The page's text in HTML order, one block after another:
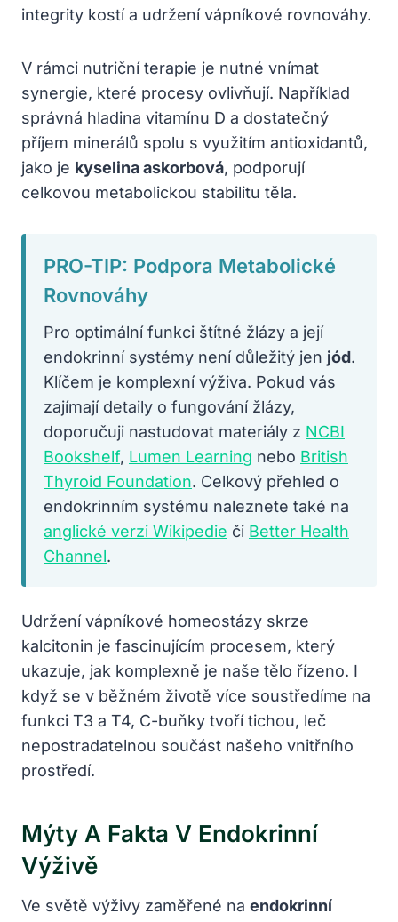
integrity kostí a udržení vápníkové rovnováhy.
V rámci nutriční terapie je nutné vnímat
synergie, které procesy ovlivňují. Například
správná hladina vitamínu D a dostatečný
příjem minerálů spolu s využitím antioxidantů,
jako je kyselina askorbová, podporují
celkovou metabolickou stabilitu těla.
PRO-TIP: Podpora Metabolické
Rovnováhy
Pro optimální funkci štítné žlázy a její
endokrinní systémy není důležitý jen jód.
Klíčem je komplexní výživa. Pokud vás
zajímají detaily o fungování žlázy,
doporučuji nastudovat materiály z NCBI
Bookshelf, Lumen Learning nebo British
Thyroid Foundation. Celkový přehled o
endokrinním systému naleznete také na
anglické verzi Wikipedie či Better Health
Channel.
Udržení vápníkové homeostázy skrze
kalcitonin je fascinujícím procesem, který
ukazuje, jak komplexně je naše tělo řízeno. I
když se v běžném životě více soustředíme na
funkci T3 a T4, C-buňky tvoří tichou, leč
nepostradatelnou součást našeho vnitřního
prostředí.
Mýty A Fakta V Endokrinní
Výživě
Ve světě výživy zaměřené na endokrinní